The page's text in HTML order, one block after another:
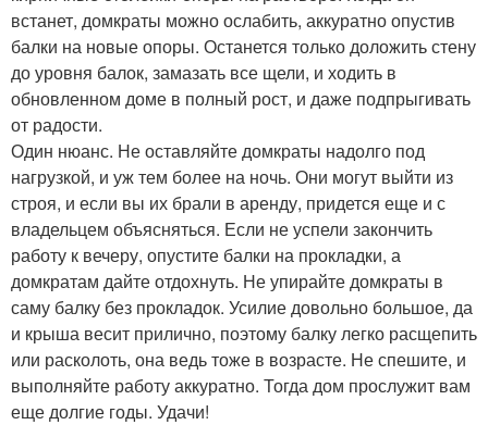
встанет, домкраты можно ослабить, аккуратно опустив
балки на новые опоры. Останется только доложить стену
до уровня балок, замазать все щели, и ходить в
обновленном доме в полный рост, и даже подпрыгивать
от радости.
Один нюанс. Не оставляйте домкраты надолго под
нагрузкой, и уж тем более на ночь. Они могут выйти из
строя, и если вы их брали в аренду, придется еще и с
владельцем объясняться. Если не успели закончить
работу к вечеру, опустите балки на прокладки, а
домкратам дайте отдохнуть. Не упирайте домкраты в
саму балку без прокладок. Усилие довольно большое, да
и крыша весит прилично, поэтому балку легко расщепить
или расколоть, она ведь тоже в возрасте. Не спешите, и
выполняйте работу аккуратно. Тогда дом прослужит вам
еще долгие годы. Удачи!